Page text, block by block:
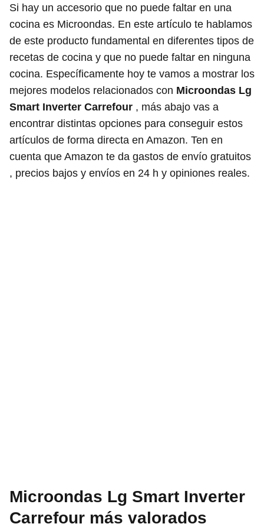
Si hay un accesorio que no puede faltar en una
cocina es Microondas. En este artículo te hablamos
de este producto fundamental en diferentes tipos de
recetas de cocina y que no puede faltar en ninguna
cocina. Específicamente hoy te vamos a mostrar los
mejores modelos relacionados con Microondas Lg
Smart Inverter Carrefour , más abajo vas a
encontrar distintas opciones para conseguir estos
artículos de forma directa en Amazon. Ten en
cuenta que Amazon te da gastos de envío gratuitos
, precios bajos y envíos en 24 h y opiniones reales.
Microondas Lg Smart Inverter
Carrefour más valorados